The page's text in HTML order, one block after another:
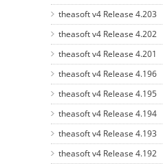
theasoft v4 Release 4.203
theasoft v4 Release 4.202
theasoft v4 Release 4.201
theasoft v4 Release 4.196
theasoft v4 Release 4.195
theasoft v4 Release 4.194
theasoft v4 Release 4.193
theasoft v4 Release 4.192